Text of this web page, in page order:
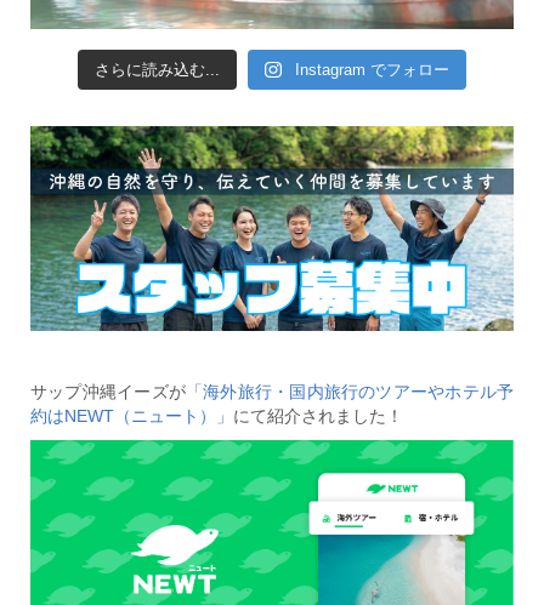
さらに読み込む... Instagram でフォロー
サップ沖縄イーズが 「海外旅行・国内旅行のツアーやホテル予
約はNEWT（ニュート）」 にて紹介されました！